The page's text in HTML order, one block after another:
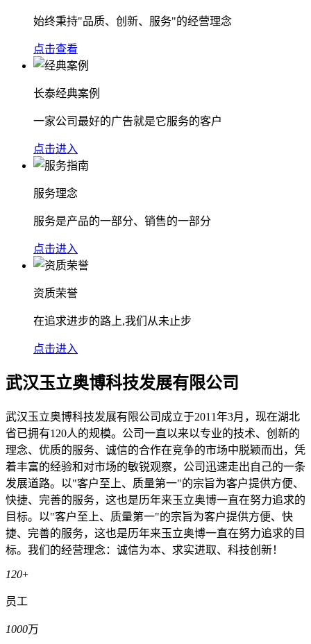
始终秉持"品质、创新、服务"的经营理念
点击查看
长泰经典案例
一家公司最好的广告就是它服务的客户
点击进入
服务理念
服务是产品的一部分、销售的一部分
点击进入
资质荣誉
在追求进步的路上,我们从未止步
点击进入
武汉玉立奥博科技发展有限公司
武汉玉立奥博科技发展有限公司成立于2011年3月，现在湖北
省已拥有120人的规模。公司一直以来以专业的技术、创新的
理念、优质的服务、诚信的合作在竞争的市场中脱颖而出，凭
着丰富的经验和对市场的敏锐观察，公司迅速走出自己的一条
发展道路。以"客户至上、质量第一"的宗旨为客户提供方便、
快捷、完善的服务，这也是历年来玉立奥博一直在努力追求的
目标。以"客户至上、质量第一"的宗旨为客户提供方便、快
捷、完善的服务，这也是历年来玉立奥博一直在努力追求的目
标。我们的经营理念：诚信为本、求实进取、科技创新！
120+
员工
1000万